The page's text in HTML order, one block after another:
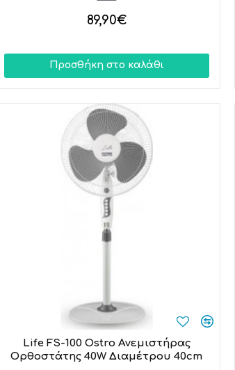
89,90€
Προσθήκη στο καλάθι
Life FS-100 Ostro Ανεμιστήρας
Ορθοστάτης 40W Διαμέτρου 40cm